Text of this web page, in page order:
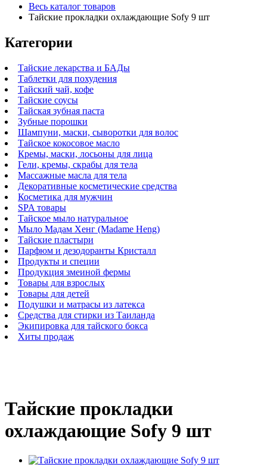
Весь каталог товаров
Тайские прокладки охлаждающие Sofy 9 шт
Категории
Тайские лекарства и БАДы
Таблетки для похудения
Тайский чай, кофе
Тайские соусы
Тайская зубная паста
Зубные порошки
Шампуни, маски, сыворотки для волос
Тайское кокосовое масло
Кремы, маски, лосьоны для лица
Гели, кремы, скрабы для тела
Массажные масла для тела
Декоративные косметические средства
Косметика для мужчин
SPA товары
Тайское мыло натуральное
Мыло Мадам Хенг (Madame Heng)
Тайские пластыри
Парфюм и дезодоранты Кристалл
Продукты и специи
Продукция змеиной фермы
Товары для взрослых
Товары для детей
Подушки и матрасы из латекса
Средства для стирки из Таиланда
Экипировка для тайского бокса
Хиты продаж
Тайские прокладки
охлаждающие Sofy 9 шт